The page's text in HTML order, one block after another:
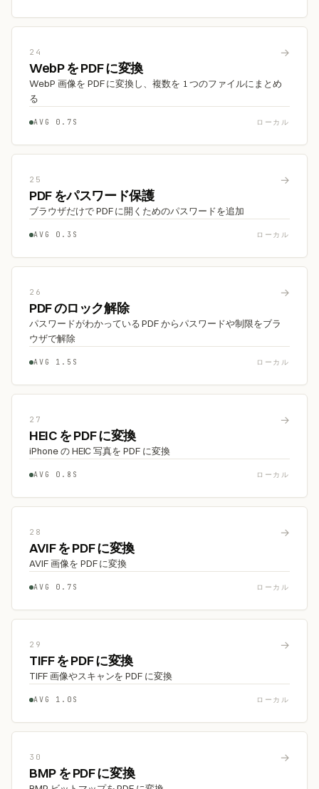
24 →
WebP を PDF に変換
WebP 画像を PDF に変換し、複数を 1 つのファイルにまとめ
る
AVG 0.7S ローカル
25 →
PDF をパスワード保護
ブラウザだけで PDF に開くためのパスワードを追加
AVG 0.3S ローカル
26 →
PDF のロック解除
パスワードがわかっている PDF からパスワードや制限をブラ
ウザで解除
AVG 1.5S ローカル
27 →
HEIC を PDF に変換
iPhone の HEIC 写真を PDF に変換
AVG 0.8S ローカル
28 →
AVIF を PDF に変換
AVIF 画像を PDF に変換
AVG 0.7S ローカル
29 →
TIFF を PDF に変換
TIFF 画像やスキャンを PDF に変換
AVG 1.0S ローカル
30 →
BMP を PDF に変換